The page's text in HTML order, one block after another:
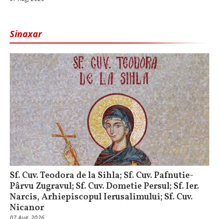
Sinaxar
Sf. Cuv. Teodora de la Sihla; Sf. Cuv. Pafnutie-
Pârvu Zugravul; Sf. Cuv. Dometie Persul; Sf. Ier.
Narcis, Arhiepiscopul Ierusalimului; Sf. Cuv.
Nicanor